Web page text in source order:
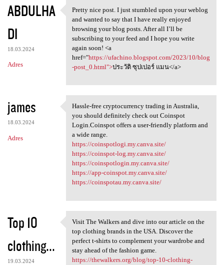
ABDULHA
DI
18.03.2024
Adres
Pretty nice post. I just
Pretty nice post. I just stumbled upon your weblog
and wanted to say that I have really enjoyed
browsing your blog posts. After all I’ll be
subscribing to your feed and I hope you write
again soon! <a
href="https://ufachino.blogspot.com/2023/10/blog
-post_0.html">ประวัติ ซุปเปอร์ แมน</a>
james
18.03.2024
Adres
Hassle-free cryptocurrency
Hassle-free cryptocurrency trading in Australia,
you should definitely check out Coinspot
Login.Coinspot offers a user-friendly platform and
a wide range.
https://coinspotlogi.my.canva.site/
https://coinspot-log.my.canva.site/
https://coinspotlogin.my.canva.site/
https://app-coinspot.my.canva.site/
https://coinspotau.my.canva.site/
Top 10
clothing...
19.03.2024
Visit The Walkers and dive
Visit The Walkers and dive into our article on the
top clothing brands in the USA. Discover the
perfect t-shirts to complement your wardrobe and
stay ahead of the fashion game.
https://thewalkers.org/blog/top-10-clothing-